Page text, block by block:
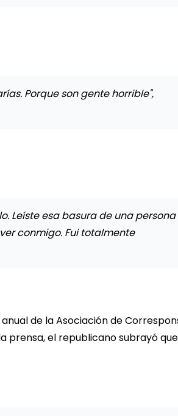
Porque son gente horrible",
Leíste esa basura de una persona
conmigo. Fui totalmente
de la Asociación de
prensa, el republicano subrayó que